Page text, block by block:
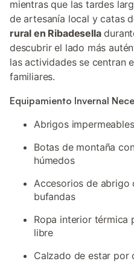
mientras que las tardes
de artesanía local y catas
rural en Ribadesella
descubrir el lado más
las actividades se centran
familiares.
Equipamiento Invernal
Abrigos
Botas de montaña
húmedos
Accesorios de abrigo
bufandas
Ropa interior térmica
libre
Calzado de estar por